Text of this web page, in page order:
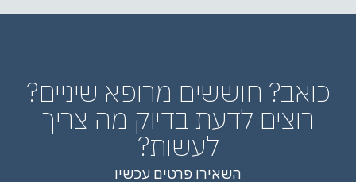
כואב? חוששים מרופא שיניים?
רוצים לדעת בדיוק מה צריך
לעשות?
השאירו פרטים עכשיו